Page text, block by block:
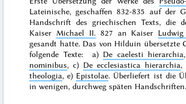
Lateinische, geschaffen 832-835 auf der
Handschrift des griechischen Texts, die
Kaiser Michael II.827 an Kaiser
gesandt hatte. Das von Hilduin übersetzte
folgende Texte: a) De caelesti hierarchia
nominibus, c) De ecclesiastica hierarchia,
theologia, e) Epistolae. Überliefert ist die
in wenigen, durchweg späten Handschriften.